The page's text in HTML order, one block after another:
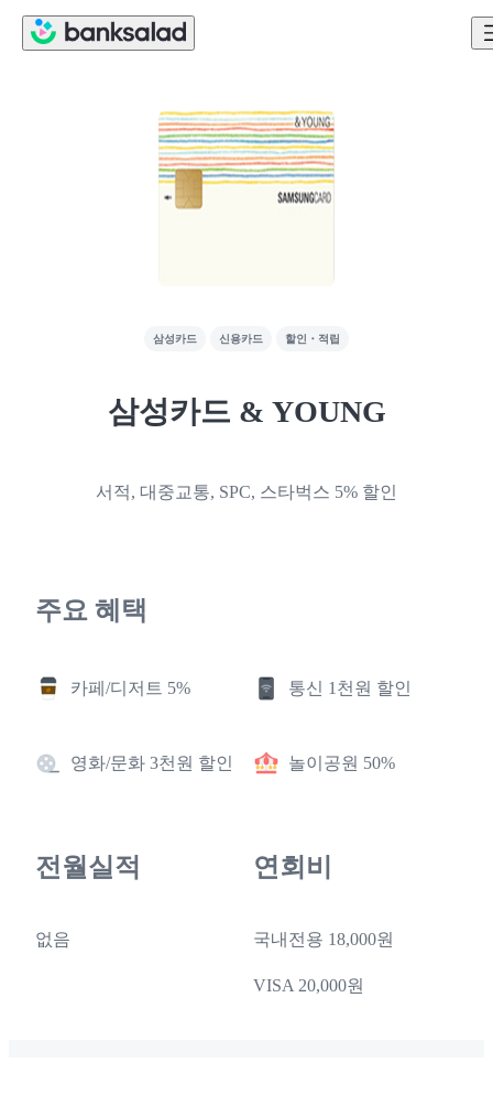
삼성카드 신용카드 할인・적립
삼성카드 & YOUNG
서적, 대중교통, SPC, 스타벅스 5% 할인
주요 혜택
카페/디저트 5% 통신 1천원 할인
영화/문화 3천원 할인 놀이공원 50%
전월실적
없음
연회비
국내전용 18,000원
VISA 20,000원